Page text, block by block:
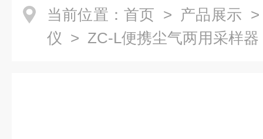
当前位置： 首页 > 产品展示
仪 > ZC-L便携尘气两用采样器